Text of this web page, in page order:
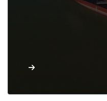
Leia mais